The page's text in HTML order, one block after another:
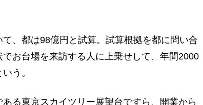
、都は98億円と試算。試算根拠を都に問い合
お台場を来訪する人に上乗せして、年間2000
う。
ある東京スカイツリー展望台ですら、開業から